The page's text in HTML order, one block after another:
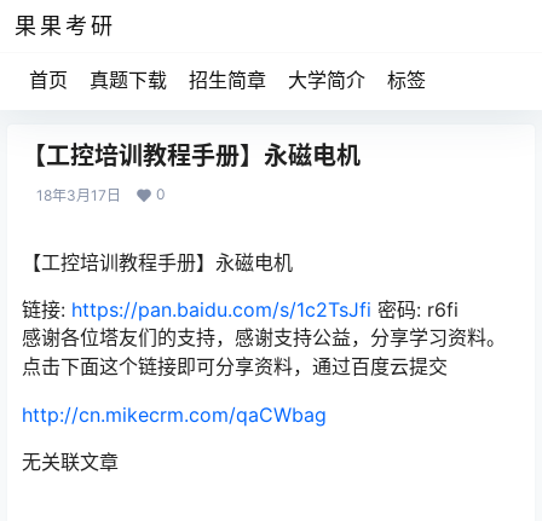
果果考研
首页 真题下载 招生简章 大学简介 标签
【工控培训教程手册】永磁电机
18年3月17日 0
【工控培训教程手册】永磁电机
链接: https://pan.baidu.com/s/1c2TsJfi 密码: r6fi
感谢各位塔友们的支持，感谢支持公益，分享学习资料。
点击下面这个链接即可分享资料，通过百度云提交
http://cn.mikecrm.com/qaCWbag
无关联文章